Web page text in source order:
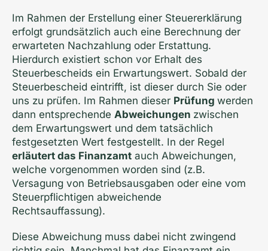
Im Rahmen der Erstellung einer Steuererklärung
erfolgt grundsätzlich auch eine Berechnung der
erwarteten Nachzahlung oder Erstattung.
Hierdurch existiert schon vor Erhalt des
Steuerbescheids ein Erwartungswert. Sobald der
Steuerbescheid eintrifft, ist dieser durch Sie oder
uns zu prüfen. Im Rahmen dieser Prüfung werden
dann entsprechende Abweichungen zwischen
dem Erwartungswert und dem tatsächlich
festgesetzten Wert festgestellt. In der Regel
erläutert das Finanzamt auch Abweichungen,
welche vorgenommen worden sind (z.B.
Versagung von Betriebsausgaben oder eine vom
Steuerpflichtigen abweichende
Rechtsauffassung).
Diese Abweichung muss dabei nicht zwingend